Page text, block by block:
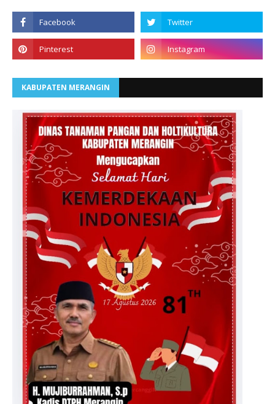
KABUPATEN MERANGIN